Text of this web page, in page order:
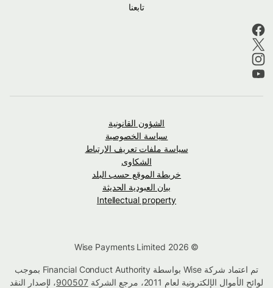
تابعنا
الشؤون القانونية
سياسة الخصوصية
سياسة ملفات تعريف الارتباط
الشكاوى
خريطة الموقع حسب البلد
بيان العبودية الحديثة
Intellectual property
تم اعتماد شركة Wise بواسطة Financial Conduct Authority بموجب
لوائح الأموال الإلكترونية لعام 2011، مرجع الشركة
900507، لإصدار النقد